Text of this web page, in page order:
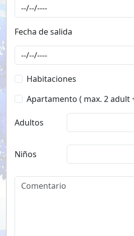
Fecha de salida
Habitaciones
Apartamento ( max. 2 adult
Adultos
Niños